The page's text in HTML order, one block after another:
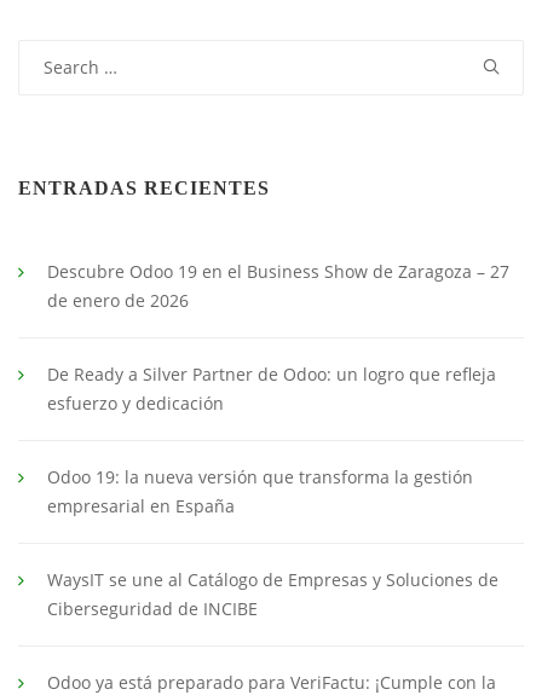
for:
ENTRADAS RECIENTES
Descubre Odoo 19 en el Business Show de Zaragoza – 27
de enero de 2026
De Ready a Silver Partner de Odoo: un logro que refleja
esfuerzo y dedicación
Odoo 19: la nueva versión que transforma la gestión
empresarial en España
WaysIT se une al Catálogo de Empresas y Soluciones de
Ciberseguridad de INCIBE
Odoo ya está preparado para VeriFactu: ¡Cumple con la